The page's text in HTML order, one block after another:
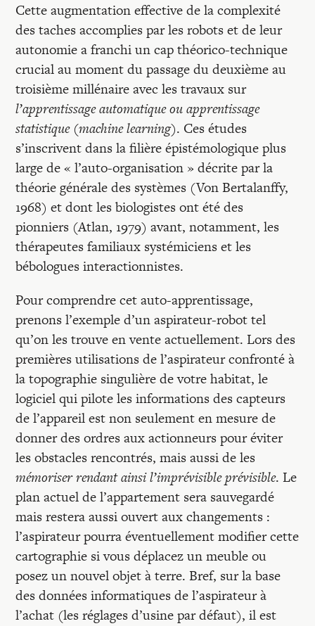
Cette augmentation effective de la complexité
des taches accomplies par les robots et de leur
autonomie a franchi un cap théorico-technique
crucial au moment du passage du deuxième au
troisième millénaire avec les travaux sur
l’apprentissage automatique ou apprentissage
statistique(machine learning). Ces études
s’inscrivent dans la filière épistémologique plus
large de « l’auto-organisation » décrite par la
théorie générale des systèmes (Von Bertalanffy,
1968) et dont les biologistes ont été des
pionniers (Atlan, 1979) avant, notamment, les
thérapeutes familiaux systémiciens et les
bébologues interactionnistes.
Pour comprendre cet auto-apprentissage,
prenons l’exemple d’un aspirateur-robot tel
qu’on les trouve en vente actuellement. Lors des
premières utilisations de l’aspirateur confronté à
la topographie singulière de votre habitat, le
logiciel qui pilote les informations des capteurs
de l’appareil est non seulement en mesure de
donner des ordres aux actionneurs pour éviter
les obstacles rencontrés, mais aussi de les
mémoriser rendant ainsi l’imprévisible prévisible. Le
plan actuel de l’appartement sera sauvegardé
mais restera aussi ouvert aux changements :
l’aspirateur pourra éventuellement modifier cette
cartographie si vous déplacez un meuble ou
posez un nouvel objet à terre. Bref, sur la base
des données informatiques de l’aspirateur à
l’achat (les réglages d’usine par défaut), il est